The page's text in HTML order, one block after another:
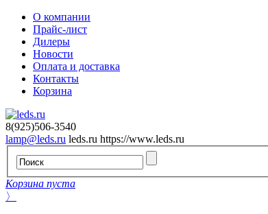
О компании
Прайс-лист
Дилеры
Новости
Оплата и доставка
Контакты
Корзина
8(925)506-3540
lamp@leds.ru leds.ru https://www.leds.ru
Корзина пуста
〉